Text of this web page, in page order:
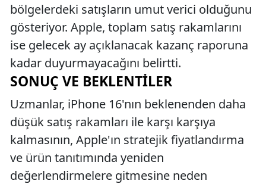
bölgelerdeki satışların umut verici olduğunu
gösteriyor. Apple, toplam satış rakamlarını
ise gelecek ay açıklanacak kazanç raporuna
kadar duyurmayacağını belirtti.
SONUÇ VE BEKLENTILER
Uzmanlar, iPhone 16'nın beklenenden daha
düşük satış rakamları ile karşı karşıya
kalmasının, Apple'ın stratejik fiyatlandırma
ve ürün tanıtımında yeniden
değerlendirmelere gitmesine neden